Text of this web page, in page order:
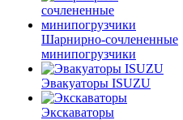
Шарнирно-сочлененные
минипогрузчики
Эвакуаторы ISUZU
Экскаваторы